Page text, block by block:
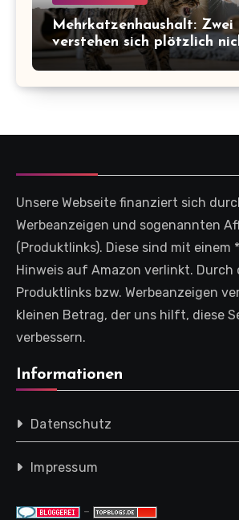
Mehrkatzenhaushalt: Zwei
verstehen sich plötzlich
Unsere Webseite finanziert sich
Werbeanzeigen und sogenannten
(Produktlinks). Diese sind mit einem
Hinweis auf Amazon verlinkt. Durch
Produktlinks bzw. Werbeanzeigen
kleinen Betrag, der uns hilft, diese
verbessern.
Informationen
Datenschutz
Impressum
-